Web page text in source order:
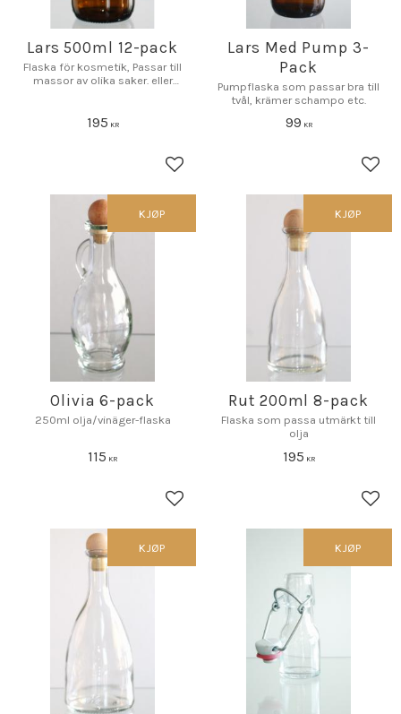
Lars 500ml 12-pack
Flaska för kosmetik, Passar till
massor av olika saker. eller
195 KR
Lagre som favoritt
Lars Med Pump 3-
Pack
Pumpflaska som passar bra till
tvål, krämer schampo etc.
99 KR
Olivia 6-pack
250ml olja/vinäger-flaska
115 KR
Lagre som favoritt
KJØP
Rut 200ml 8-pack
Flaska som passa utmärkt till
olja
195 KR
KJØP
KJØP KJØP